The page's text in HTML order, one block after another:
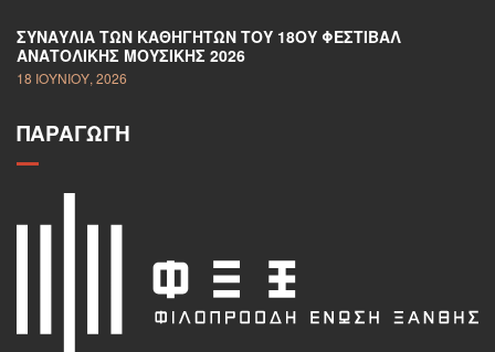
ΣΥΝΑΥΛΊΑ ΤΩΝ ΚΑΘΗΓΗΤΏΝ ΤΟΥ 18ΟΥ ΦΕΣΤΙΒΆΛ
ΑΝΑΤΟΛΙΚΉΣ ΜΟΥΣΙΚΉΣ 2026
18 ΙΟΥΝΊΟΥ, 2026
ΠΑΡΑΓΩΓΉ